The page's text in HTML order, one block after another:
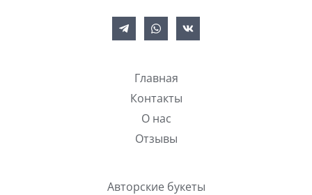
Главная
Контакты
О нас
Отзывы
Авторские букеты